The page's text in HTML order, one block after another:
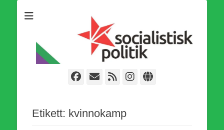
världsomfattande socialistiska Fjärde Internationalen och en viktig
tillgång i kampen för en socialistisk framtid!
Facebook
E-
Webbflöde
Instagram
Webbplats
Etikett: kvinnokamp